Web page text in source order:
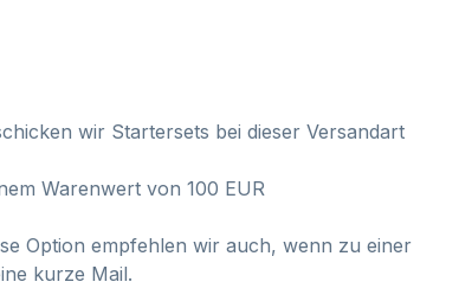
wir Startersets bei dieser Versandart
Warenwert von 100 EUR
Option empfehlen wir auch, wenn zu einer
kurze Mail.